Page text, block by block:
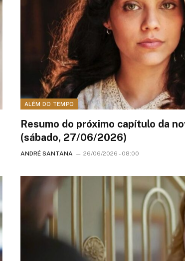
ALÉM DO TEMPO
Resumo do próximo capítulo da
(sábado, 27/06/2026)
ANDRÉ SANTANA 26/06/2026 - 08:00